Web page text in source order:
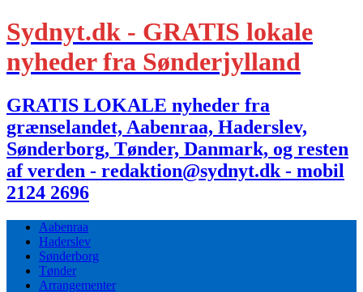
Sydnyt.dk - GRATIS lokale
nyheder fra Sønderjylland
GRATIS LOKALE nyheder fra
grænselandet, Aabenraa, Haderslev,
Sønderborg, Tønder, Danmark, og resten
af verden - redaktion@sydnyt.dk - mobil
2124 2696
Aabenraa
Haderslev
Sønderborg
Tønder
Arrangementer